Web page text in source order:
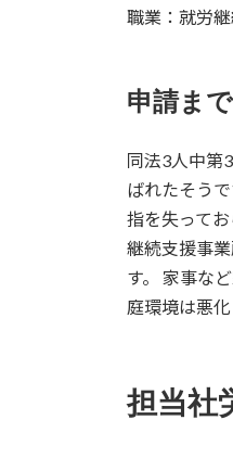
職業：就労
申請ま
同法3人中第
ばれたそう
指を失って
継続支援事
す。 家事な
庭環境は悪化
担当社